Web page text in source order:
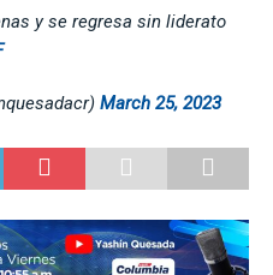
y se regresa sin liderato
March 25, 2023